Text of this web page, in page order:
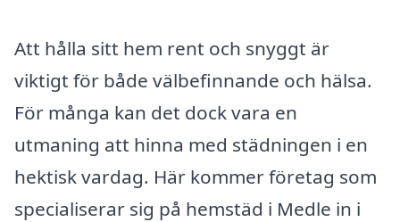
Att hålla sitt hem rent och snyggt är
viktigt för både välbefinnande och hälsa.
För många kan det dock vara en
utmaning att hinna med städningen i en
hektisk vardag. Här kommer företag som
specialiserar sig på hemstäd i Medle in i